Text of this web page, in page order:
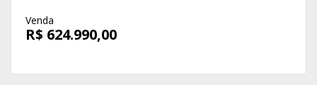
Venda
R$ 624.990,00